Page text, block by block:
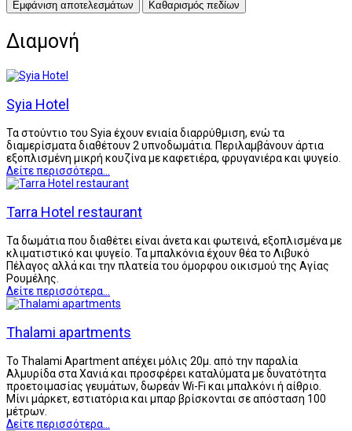
Διαμονή
Syia Hotel
Τα στούντιο του Syia έχουν ενιαία διαρρύθμιση, ενώ τα
διαμερίσματα διαθέτουν 2 υπνοδωμάτια. Περιλαμβάνουν άρτια
εξοπλισμένη μικρή κουζίνα με καφετιέρα, φρυγανιέρα και ψυγείο.
Δείτε περισσότερα...
Tarra Hotel restaurant
Τα δωμάτια που διαθέτει είναι άνετα και φωτεινά, εξοπλισμένα με
κλιματιστικό και ψυγείο. Τα μπαλκόνια έχουν θέα το Λιβυκό
Πέλαγος αλλά και την πλατεία του όμορφου οικισμού της Αγίας
Ρουμέλης.
Δείτε περισσότερα...
Thalami apartments
To Thalami Apartment απέχει μόλις 20μ. από την παραλία
Αλμυρίδα στα Χανιά και προσφέρει καταλύματα με δυνατότητα
προετοιμασίας γευμάτων, δωρεάν Wi-Fi και μπαλκόνι ή αίθριο.
Μίνι μάρκετ, εστιατόρια και μπαρ βρίσκονται σε απόσταση 100
μέτρων.
Δείτε περισσότερα...